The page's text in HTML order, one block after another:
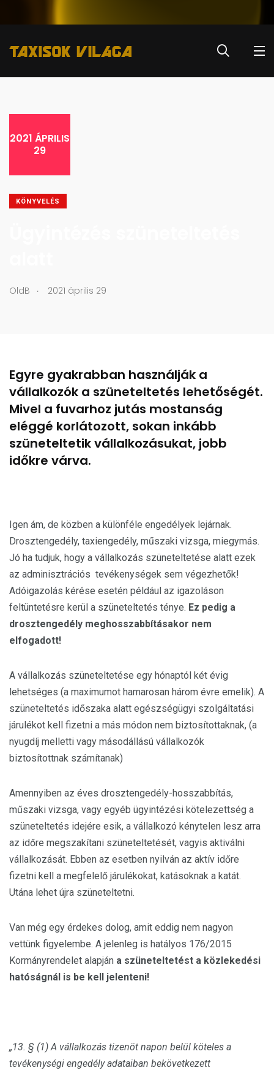
2021 ÁPRILIS
29
KÖNYVELÉS
OldB . 2021 április 29
Egyre gyakrabban használják a
vállalkozók a szüneteltetés lehetőségét.
Mivel a fuvarhoz jutás mostanság
eléggé korlátozott, sokan inkább
szüneteltetik vállalkozásukat, jobb
időkre várva.
Igen ám, de közben a különféle engedélyek lejárnak.
Drosztengedély, taxiengedély, műszaki vizsga, miegymás.
Jó ha tudjuk, hogy a vállalkozás szüneteltetése alatt ezek
az adminisztrációs tevékenységek sem végezhetők!
Adóigazolás kérése esetén például az igazoláson
feltüntetésre kerül a szüneteltetés ténye. Ez pedig a
drosztengedély meghosszabbításakor nem
elfogadott!
A vállalkozás szüneteltetése egy hónaptól két évig
lehetséges (a maximumot hamarosan három évre emelik). A
szüneteltetés időszaka alatt egészségügyi szolgáltatási
járulékot kell fizetni a más módon nem biztosítottaknak, (a
nyugdíj melletti vagy másodállású vállalkozók
biztosítottnak számítanak)
Amennyiben az éves drosztengedély-hosszabbítás,
műszaki vizsga, vagy egyéb ügyintézési kötelezettség a
szüneteltetés idejére esik, a vállalkozó kénytelen lesz arra
az időre megszakítani szüneteltetését, vagyis aktiválni
vállalkozását. Ebben az esetben nyilván az aktív időre
fizetni kell a megfelelő járulékokat, katásoknak a katát.
Utána lehet újra szüneteltetni.
Van még egy érdekes dolog, amit eddig nem nagyon
vettünk figyelembe. A jelenleg is hatályos 176/2015
Kormányrendelet alapján a szüneteltetést a közlekedési
hatóságnál is be kell jelenteni!
„13. § (1) A vállalkozás tizenöt napon belül köteles a
tevékenységi engedély adataiban bekövetkezett